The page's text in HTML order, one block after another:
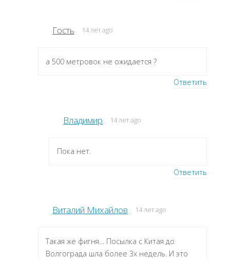
Гость 14 лет ago
а 500 метровок не ожидается ?
Ответить
Владимир 14 лет ago
Пока нет.
Ответить
Виталий Михайлов 14 лет ago
Такая же фигня… Посылка с Китая до
Волгограда шла более 3х недель. И это